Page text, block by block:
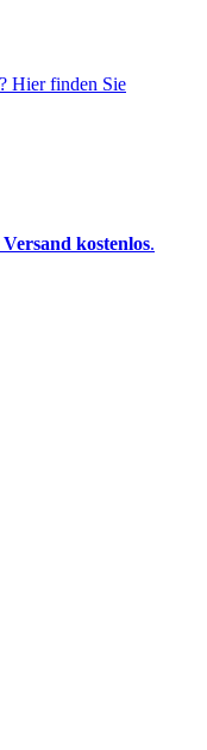
Hier finden Sie
Versand kostenlos.